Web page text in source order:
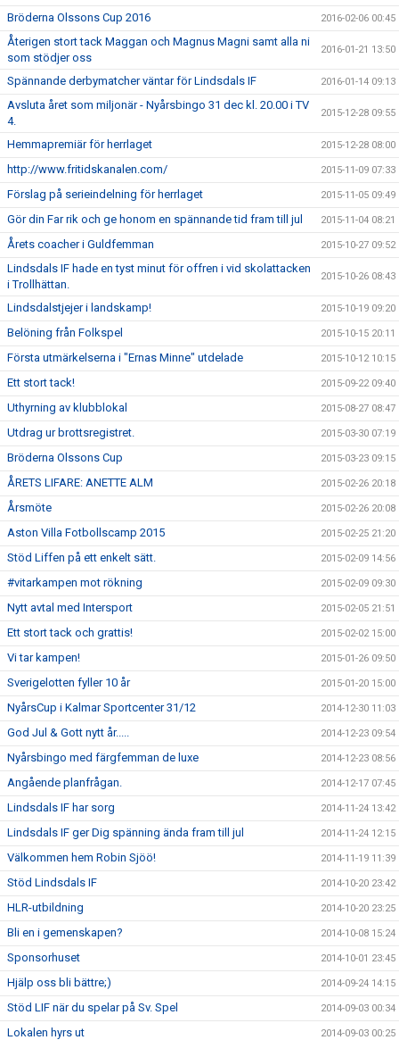
Bröderna Olssons Cup 2016 2016-02-06 00:45
Återigen stort tack Maggan och Magnus Magni samt alla ni
som stödjer oss
2016-01-21 13:50
Spännande derbymatcher väntar för Lindsdals IF 2016-01-14 09:13
Avsluta året som miljonär - Nyårsbingo 31 dec kl. 20.00 i TV
4.
2015-12-28 09:55
Hemmapremiär för herrlaget 2015-12-28 08:00
http://www.fritidskanalen.com/ 2015-11-09 07:33
Förslag på serieindelning för herrlaget 2015-11-05 09:49
Gör din Far rik och ge honom en spännande tid fram till jul 2015-11-04 08:21
Årets coacher i Guldfemman 2015-10-27 09:52
Lindsdals IF hade en tyst minut för offren i vid skolattacken
i Trollhättan.
2015-10-26 08:43
Lindsdalstjejer i landskamp! 2015-10-19 09:20
Belöning från Folkspel 2015-10-15 20:11
Första utmärkelserna i "Ernas Minne" utdelade 2015-10-12 10:15
Ett stort tack! 2015-09-22 09:40
Uthyrning av klubblokal 2015-08-27 08:47
Utdrag ur brottsregistret. 2015-03-30 07:19
Bröderna Olssons Cup 2015-03-23 09:15
ÅRETS LIFARE: ANETTE ALM 2015-02-26 20:18
Årsmöte 2015-02-26 20:08
Aston Villa Fotbollscamp 2015 2015-02-25 21:20
Stöd Liffen på ett enkelt sätt. 2015-02-09 14:56
#vitarkampen mot rökning 2015-02-09 09:30
Nytt avtal med Intersport 2015-02-05 21:51
Ett stort tack och grattis! 2015-02-02 15:00
Vi tar kampen! 2015-01-26 09:50
Sverigelotten fyller 10 år 2015-01-20 15:00
NyårsCup i Kalmar Sportcenter 31/12 2014-12-30 11:03
God Jul & Gott nytt år..... 2014-12-23 09:54
Nyårsbingo med färgfemman de luxe 2014-12-23 08:56
Angående planfrågan. 2014-12-17 07:45
Lindsdals IF har sorg 2014-11-24 13:42
Lindsdals IF ger Dig spänning ända fram till jul 2014-11-24 12:15
Välkommen hem Robin Sjöö! 2014-11-19 11:39
Stöd Lindsdals IF 2014-10-20 23:42
HLR-utbildning 2014-10-20 23:25
Bli en i gemenskapen? 2014-10-08 15:24
Sponsorhuset 2014-10-01 23:45
Hjälp oss bli bättre;) 2014-09-24 14:15
Stöd LIF när du spelar på Sv. Spel 2014-09-03 00:34
Lokalen hyrs ut 2014-09-03 00:25